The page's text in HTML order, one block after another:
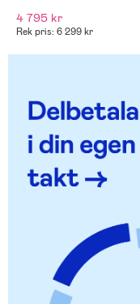
4 795 kr
Rek pris: 6 299 kr